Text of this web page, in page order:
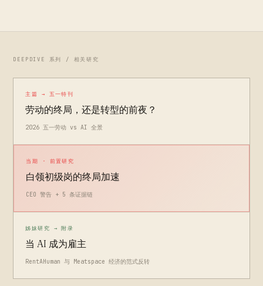
DEEPDIVE 系列 / 相关研究
主篇 → 五一特刊
劳动的终局，还是转型的前夜？
2026 五一劳动 vs AI 全景
当期 · 前置研究
白领初级岗的终局加速
CEO 警告 + 5 条证据链
姊妹研究 → 附录
当 AI 成为雇主
RentAHuman 与 Meatspace 经济的范式反转